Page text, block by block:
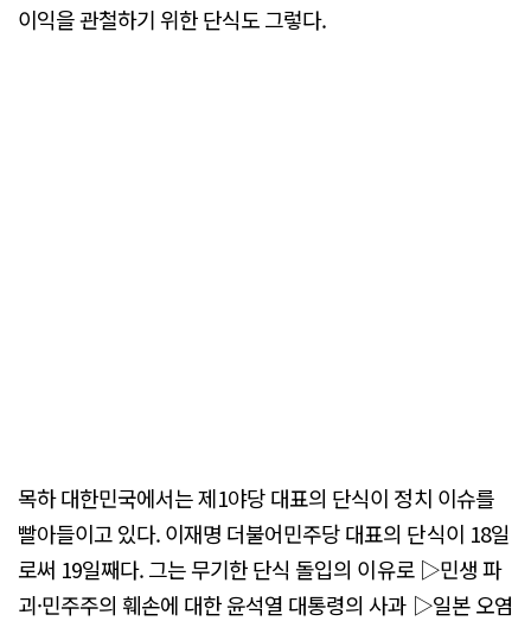
이익을 관철하기 위한 단식도 그렇다.
목하 대한민국에서는 제1야당 대표의 단식이 정치 이슈를
빨아들이고 있다. 이재명 더불어민주당 대표의 단식이 18일
로써 19일째다. 그는 무기한 단식 돌입의 이유로 ▷민생 파
괴·민주주의 훼손에 대한 윤석열 대통령의 사과 ▷일본 오염